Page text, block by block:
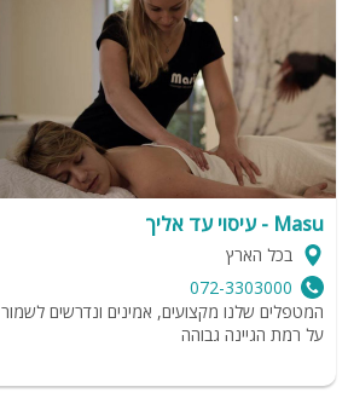
Masu - עיסוי עד אליך
בכל הארץ
072-3303000
המטפלים שלנו מקצועים, אמינים ונדרשים לשמור
על רמת הגיינה גבוהה